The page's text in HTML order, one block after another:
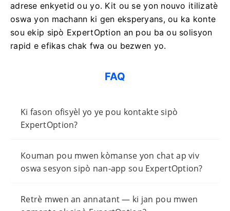
adrese enkyetid ou yo. Kit ou se yon nouvo itilizatè
oswa yon machann ki gen eksperyans, ou ka konte
sou ekip sipò ExpertOption an pou ba ou solisyon
rapid e efikas chak fwa ou bezwen yo.
FAQ
Ki fason ofisyèl yo ye pou kontakte sipò
ExpertOption?
Kouman pou mwen kòmanse yon chat ap viv
oswa sesyon sipò nan-app sou ExpertOption?
Retrè mwen an annatant — ki jan pou mwen